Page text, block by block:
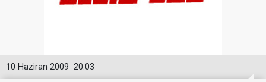
20:03
10 Haziran 2009